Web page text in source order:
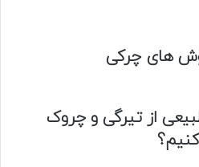
های چرکی
از تیرگی و چروک